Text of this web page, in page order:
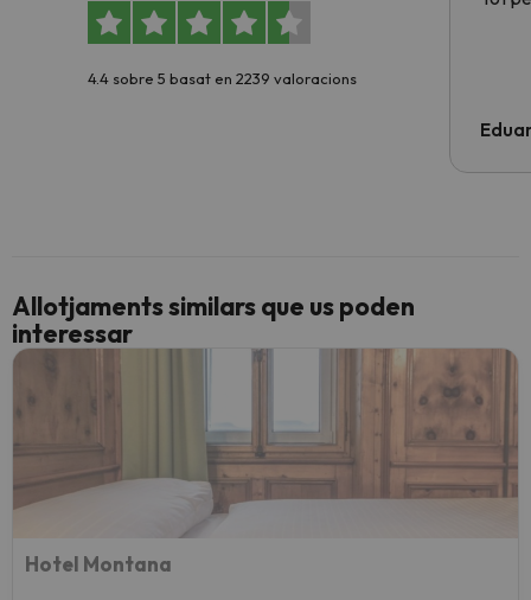
4.4 sobre 5 basat en 2239 valoracions
Allotjaments similars que us poden
interessar
Hotel Montana